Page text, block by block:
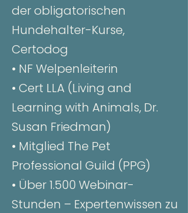
der obligatorischen
Hundehalter-Kurse,
Certodog
• NF Welpenleiterin
• Cert LLA (Living and
Learning with Animals, Dr.
Susan Friedman)
• Mitglied The Pet
Professional Guild (PPG)
• Über 1.500 Webinar-
Stunden – Expertenwissen zu